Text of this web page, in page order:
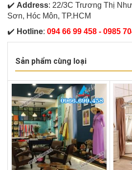
✔️ Address: 22/3C Trương Thị
Sơn, Hóc Môn, TP.HCM
✔️ Hotline: 094 66 99 458 - 0985
Sản phẩm cùng loại